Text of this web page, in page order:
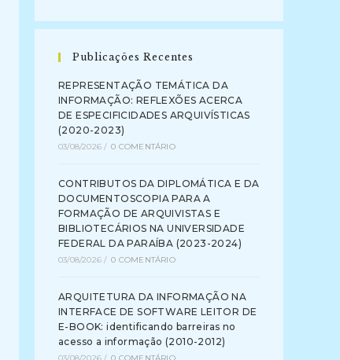
Publicações Recentes
REPRESENTAÇÃO TEMÁTICA DA
INFORMAÇÃO: REFLEXÕES ACERCA
DE ESPECIFICIDADES ARQUIVÍSTICAS
(2020-2023)
03/08/2026 / 0 COMENTÁRIO
CONTRIBUTOS DA DIPLOMÁTICA E DA
DOCUMENTOSCOPIA PARA A
FORMAÇÃO DE ARQUIVISTAS E
BIBLIOTECÁRIOS NA UNIVERSIDADE
FEDERAL DA PARAÍBA (2023-2024)
03/08/2026 / 0 COMENTÁRIO
ARQUITETURA DA INFORMAÇÃO NA
INTERFACE DE SOFTWARE LEITOR DE
E-BOOK: identificando barreiras no
acesso a informação (2010-2012)